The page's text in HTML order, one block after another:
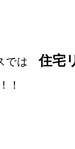
スでは住宅
！